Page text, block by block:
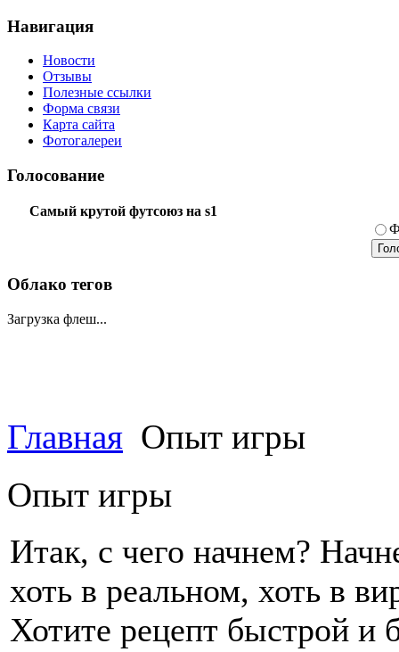
Навигация
Новости
Отзывы
Полезные ссылки
Форма связи
Карта сайта
Фотогалереи
Голосование
Самый крутой футсоюз на s1
Облако тегов
Загрузка флеш...
Главная Опыт игры
Опыт игры
Итак, с чего начнем?
хоть в реальном, хоть в
Хотите рецепт быстрой и